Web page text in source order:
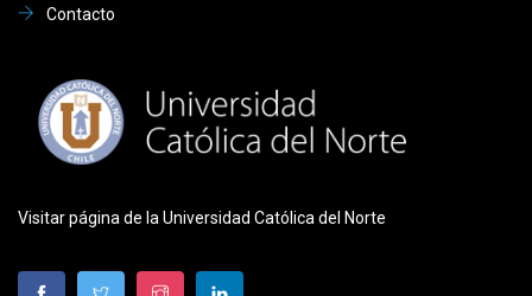
Contacto
Visitar página de la Universidad Católica del Norte